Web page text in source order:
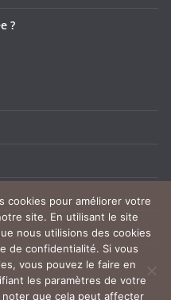
?
cookies pour améliorer votre
site. En utilisant le site
nous utilisions des cookies
de confidentialité. Si vous
vous pouvez le faire en
les paramètres de votre
noter que cela peut affecter